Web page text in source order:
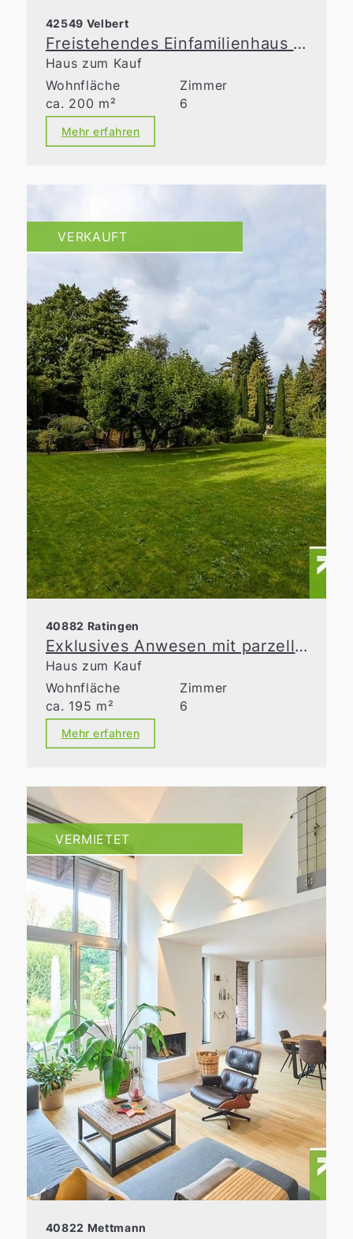
42549 Velbert
Freistehendes Einfamilienhaus für die gehobenen Ansprüche!
Haus zum Kauf
Wohnfläche
ca. 200 m²
Zimmer
6
Mehr erfahren
VERKAUFT
40882 Ratingen
Exklusives Anwesen mit parzellierbarem Bauland in Ratingen-Homberg
Haus zum Kauf
Wohnfläche
ca. 195 m²
Zimmer
6
Mehr erfahren
VERMIETET
40822 Mettmann